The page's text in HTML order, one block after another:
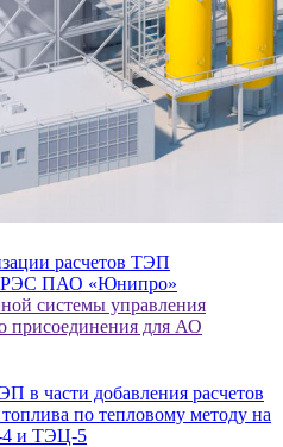
расчетов ТЭП
ГРЭС ПАО «Юнипро»
части добавления расчетов
по тепловому методу на
4 и ТЭЦ-5